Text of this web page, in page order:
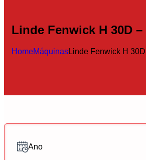
Linde Fenwick H 30D
HomeMáquinasLinde Fenwick H
Ano